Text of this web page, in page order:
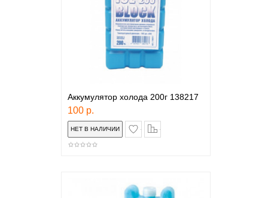
Аккумулятор холода 200г 138217
100 р.
в закладки